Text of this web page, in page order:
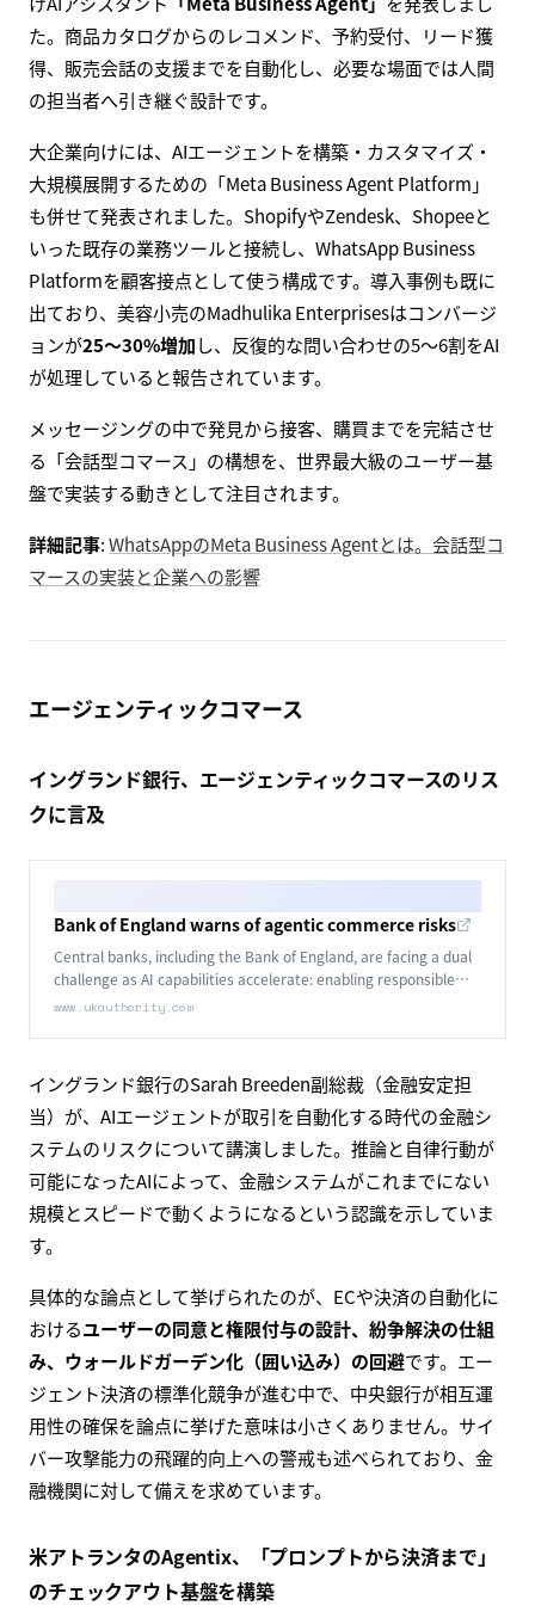
た。商品カタログからのレコメンド、予約受付、リード獲
得、販売会話の支援までを自動化し、必要な場面では人間
の担当者へ引き継ぐ設計です。
大企業向けには、AIエージェントを構築・カスタマイズ・
大規模展開するための「Meta Business Agent Platform」
も併せて発表されました。ShopifyやZendesk、Shopeeと
いった既存の業務ツールと接続し、WhatsApp Business
Platformを顧客接点として使う構成です。導入事例も既に
出ており、美容小売のMadhulika Enterprisesはコンバージ
ョンが25〜30%増加し、反復的な問い合わせの5〜6割をAI
が処理していると報告されています。
メッセージングの中で発見から接客、購買までを完結させ
る「会話型コマース」の構想を、世界最大級のユーザー基
盤で実装する動きとして注目されます。
詳細記事:WhatsAppのMeta Business Agentとは。会話型コ
マースの実装と企業への影響
エージェンティックコマース
イングランド銀行、エージェンティックコマースのリス
クに言及
Bank of England warns of agentic commerce risks
Central banks, including the Bank of England, are facing a dual
challenge as AI capabilities accelerate: enabling responsible
adoption while transforming how they manage risks in an
www.ukauthority.com
イングランド銀行のSarah Breeden副総裁（金融安定担
当）が、AIエージェントが取引を自動化する時代の金融シ
ステムのリスクについて講演しました。推論と自律行動が
可能になったAIによって、金融システムがこれまでにない
規模とスピードで動くようになるという認識を示していま
す。
具体的な論点として挙げられたのが、ECや決済の自動化に
おけるユーザーの同意と権限付与の設計、紛争解決の仕組
み、ウォールドガーデン化（囲い込み）の回避です。エー
ジェント決済の標準化競争が進む中で、中央銀行が相互運
用性の確保を論点に挙げた意味は小さくありません。サイ
バー攻撃能力の飛躍的向上への警戒も述べられており、金
融機関に対して備えを求めています。
米アトランタのAgentix、「プロンプトから決済まで」
のチェックアウト基盤を構築